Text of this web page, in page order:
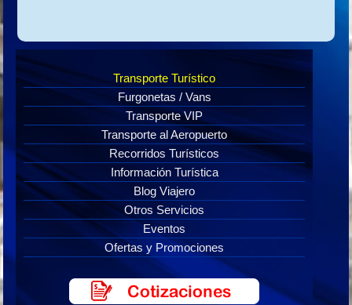
Transporte Turístico
Furgonetas / Vans
Transporte VIP
Transporte al Aeropuerto
Recorridos Turísticos
Información Turística
Blog Viajero
Otros Servicios
Eventos
Ofertas y Promociones